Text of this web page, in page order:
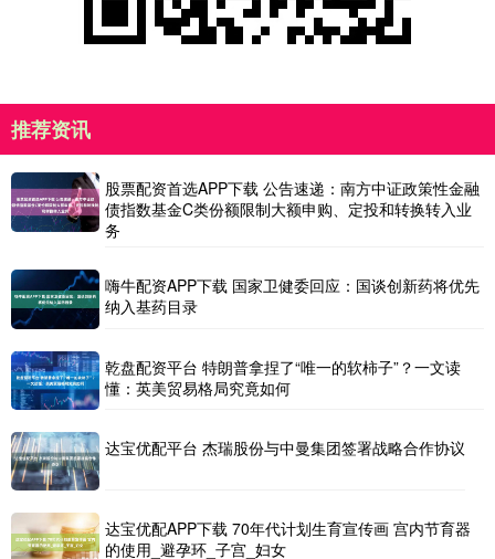
推荐资讯
股票配资首选APP下载 公告速递：南方中证政策性金融
债指数基金C类份额限制大额申购、定投和转换转入业
务
嗨牛配资APP下载 国家卫健委回应：国谈创新药将优先
纳入基药目录
乾盘配资平台 特朗普拿捏了“唯一的软柿子”？一文读
懂：英美贸易格局究竟如何
达宝优配平台 杰瑞股份与中曼集团签署战略合作协议
达宝优配APP下载 70年代计划生育宣传画 宫内节育器
的使用_避孕环_子宫_妇女